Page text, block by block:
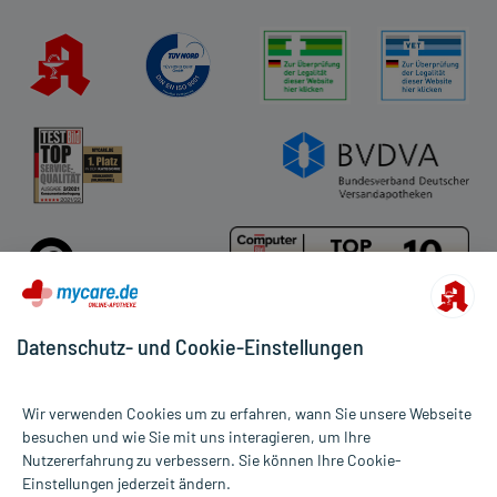
Impressum
Datenschutz
Cookie-Einstellungen
Rückgabe/Widerruf
Barrierefreiheitserklärung
Bewertungen mit durchschnittlich 4,8 von 5 Sternen abgegeben.
Alle Preise gelten inkl. MwSt., ggf. zzgl. Versandkosten
Informationen auf dieser Website werden ausschließlich für
Datenschutz- und Cookie-Einstellungen
Wir verwenden Cookies um zu erfahren, wann Sie unsere Webseite
besuchen und wie Sie mit uns interagieren, um Ihre
Nutzererfahrung zu verbessern. Sie können Ihre Cookie-
Einstellungen jederzeit ändern.